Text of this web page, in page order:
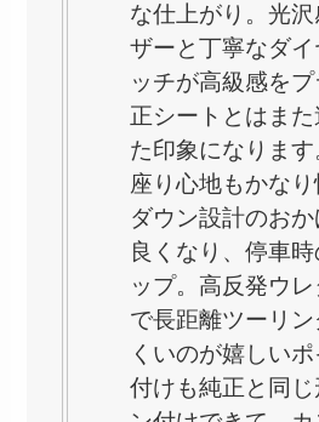
な仕上がり。光
ザーと丁寧なダ
ッチが高級感を
正シートとはま
た印象になります
座り心地もかな
ダウン設計のお
良くなり、停車
ップ。高反発ウ
で長距離ツーリ
くいのが嬉しい
付けも純正と同